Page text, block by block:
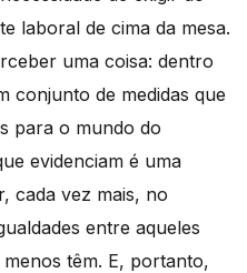
laboral de cima da mesa.
uma coisa: dentro
conjunto de medidas que
para o mundo do
evidenciam é uma
cada vez mais, no
entre aqueles
têm. E, portanto,